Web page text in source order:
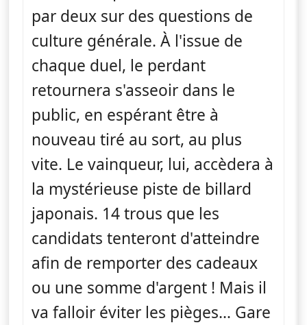
par deux sur des questions de
culture générale. À l'issue de
chaque duel, le perdant
retournera s'asseoir dans le
public, en espérant être à
nouveau tiré au sort, au plus
vite. Le vainqueur, lui, accèdera à
la mystérieuse piste de billard
japonais. 14 trous que les
candidats tenteront d'atteindre
afin de remporter des cadeaux
ou une somme d'argent ! Mais il
va falloir éviter les pièges… Gare